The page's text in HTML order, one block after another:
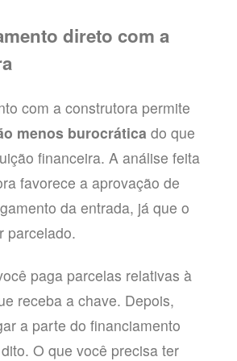
direto com a
com a construtora permite
menos burocrática do que
financeira. A análise feita
favorece a aprovação de
da entrada, já que o
parcelado.
paga parcelas relativas à
receba a chave. Depois,
a parte do financiamento
O que você precisa ter